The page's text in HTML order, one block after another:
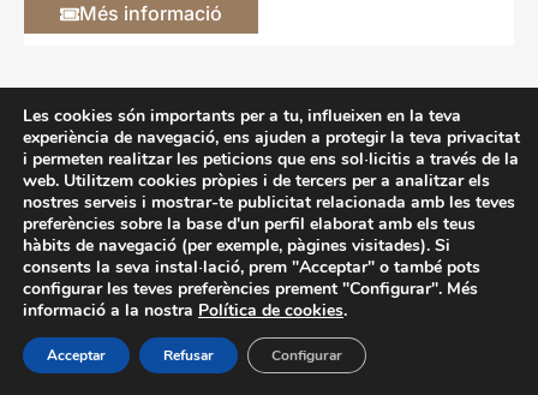
Més informació
Fundació Iluro
La Riera 96, 2n 08301 Mataró (Barcelona)
tel. 93 790 84 74
tac.orulioicadnuf
@oicadnuf
Accessibilitat Avís legal Cookies Privacitat Politica de XX.SS.
Les cookies són importants per a tu, influeixen en la teva
experiència de navegació, ens ajuden a protegir la teva privacitat
i permeten realitzar les peticions que ens sol·licitis a través de la
web. Utilitzem cookies pròpies i de tercers per a analitzar els
nostres serveis i mostrar-te publicitat relacionada amb les teves
preferències sobre la base d'un perfil elaborat amb els teus
hàbits de navegació (per exemple, pàgines visitades). Si
consents la seva instal·lació, prem "Acceptar" o també pots
configurar les teves preferències prement "Configurar". Més
informació a la nostra Política de cookies.
Acceptar Refusar Configurar